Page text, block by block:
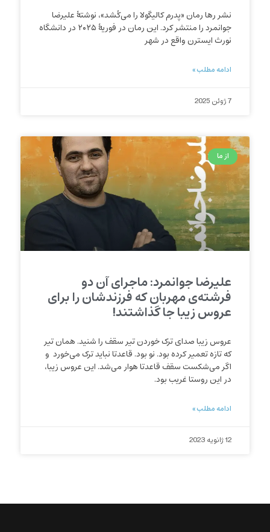
نشر رها رمان «پدرم کالیگولا را می‌کُشد»، نوشتهٔ علیرضا
جوانمرد را منتشر کرد. این رمان در فوریهٔ ۲۰۲۵ در دانشگاه
نورث ایسترن واقع در شهر
ادامه مطلب »
7 ژوئن 2025
از ما
علیرضا جوانمرد: ماجرای آن دو
فرشته‌ی مهربان که فرزندشان را برای
عروس زیبا جا گذاشتند!
عروس زیبا صدای ترک خوردن تیر سقف را شنید. همان تیر
که تازه تعمیر کرده بود. نو بود. قاعدتا نباید ترک می‌خورد و
اگر می‌شکست سقف قاعدتا هوار می‌شد. این عروس زیبا،
در این روستا غریب بود.
ادامه مطلب »
12 ژانویه 2023